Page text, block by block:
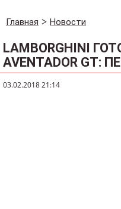
Главная Новости
LAMBORGHINI
AVENTADOR
03.02.2018 21:14